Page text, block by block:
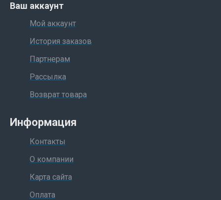
Ваш аккаунт
Мой аккаунт
История заказов
Партнерам
Рассылка
Возврат товара
Информация
Контакты
О компании
Карта сайта
Оплата